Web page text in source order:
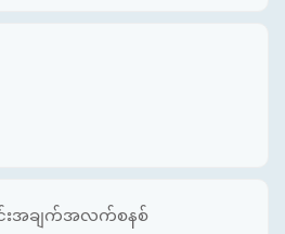
င်းအချက်အလက်စနစ်